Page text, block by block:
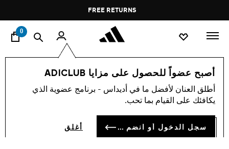
Pause
promotion
rotation
FREE RETURNS
0
أصبح عضواً للحصول على مزايا ADICLUB
أطلق العنان لأفضل ما في أديداس - برنامج عضوية الذي
يكافئك على القيام بما تحب.
سجل الدخول أو انضم الآن أغلق
الرياضات في الخارج اكسسوارات
اكسسوارات